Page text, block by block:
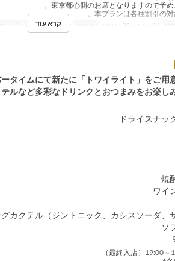
ארוחות ארוחת ערב מגבלת קרא עוד
タイムにて新たに「トワイライト」をご用意
ルなど多彩なドリンクとおつまみをお楽しみ